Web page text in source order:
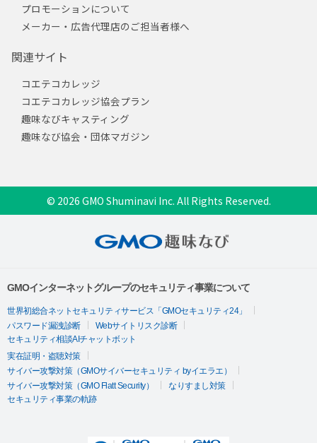
プロモーションについて
メーカー・広告代理店のご担当者様へ
関連サイト
コエテコカレッジ
コエテコカレッジ協会プラン
趣味なびキャスティング
趣味なび協会・団体マガジン
© 2026 GMO Shuminavi Inc. All Rights Reserved.